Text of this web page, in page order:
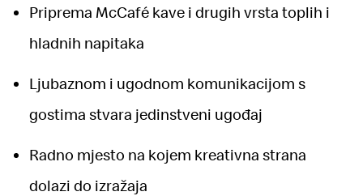
Priprema McCafé kave i drugih vrsta toplih i
hladnih napitaka
Ljubaznom i ugodnom komunikacijom s
gostima stvara jedinstveni ugođaj
Radno mjesto na kojem kreativna strana
dolazi do izražaja